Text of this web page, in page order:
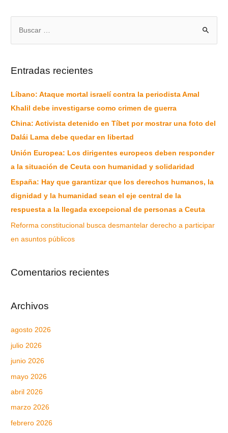
Entradas recientes
Líbano: Ataque mortal israelí contra la periodista Amal
Khalil debe investigarse como crimen de guerra
China: Activista detenido en Tíbet por mostrar una foto del
Dalái Lama debe quedar en libertad
Unión Europea: Los dirigentes europeos deben responder
a la situación de Ceuta con humanidad y solidaridad
España: Hay que garantizar que los derechos humanos, la
dignidad y la humanidad sean el eje central de la
respuesta a la llegada excepcional de personas a Ceuta
Reforma constitucional busca desmantelar derecho a participar
en asuntos públicos
Comentarios recientes
Archivos
agosto 2026
julio 2026
junio 2026
mayo 2026
abril 2026
marzo 2026
febrero 2026